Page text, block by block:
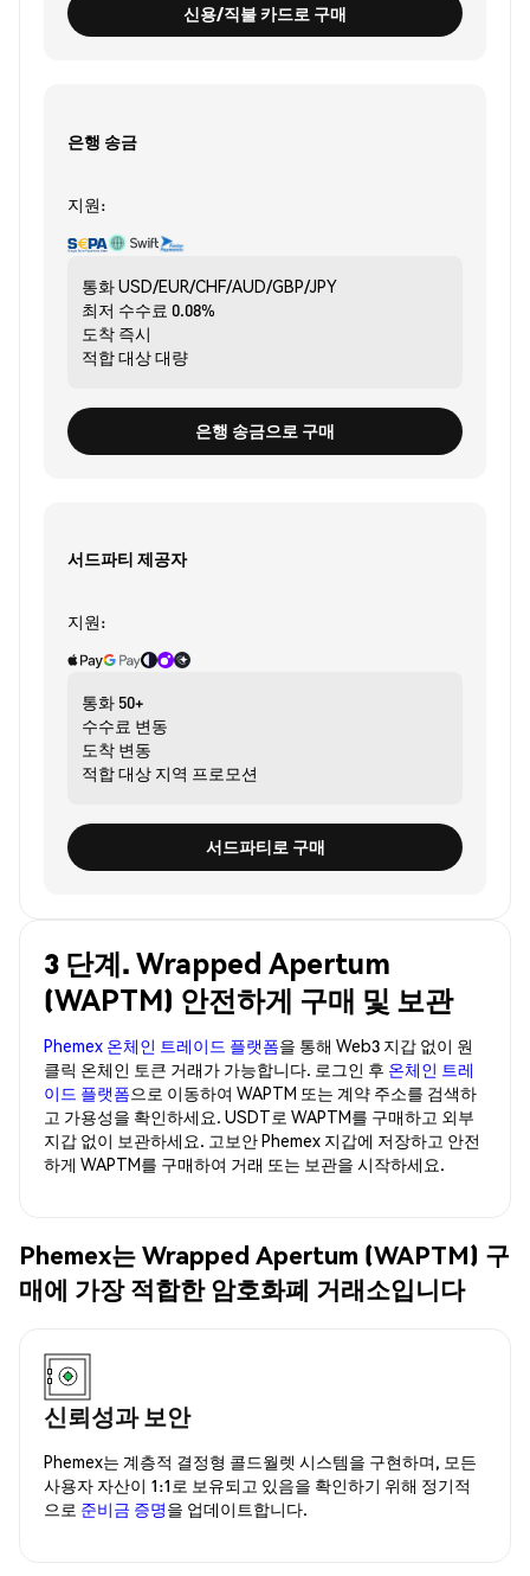
신용/직불 카드로 구매
은행 송금
지원:
통화USD/EUR/CHF/AUD/GBP/JPY
최저 수수료 0.08%
도착 즉시
적합 대상대량
은행 송금으로 구매
서드파티 제공자
지원:
통화 50+
수수료 변동
도착 변동
적합 대상 지역 프로모션
서드파티로 구매
3 단계. Wrapped Apertum
(WAPTM) 안전하게 구매 및 보관
Phemex 온체인 트레이드 플랫폼을 통해 Web3 지갑 없이 원
클릭 온체인 토큰 거래가 가능합니다. 로그인 후 온체인 트레
이드 플랫폼으로 이동하여 WAPTM 또는 계약 주소를 검색하
고 가용성을 확인하세요. USDT로 WAPTM를 구매하고 외부
지갑 없이 보관하세요. 고보안 Phemex 지갑에 저장하고 안전
하게 WAPTM를 구매하여 거래 또는 보관을 시작하세요.
Phemex는 Wrapped Apertum (WAPTM) 구
매에 가장 적합한 암호화폐 거래소입니다
신뢰성과 보안
Phemex는 계층적 결정형 콜드월렛 시스템을 구현하며, 모든
사용자 자산이 1:1로 보유되고 있음을 확인하기 위해 정기적
으로 준비금 증명을 업데이트합니다.